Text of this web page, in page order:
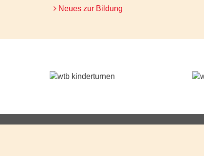
Neues zur Bildung